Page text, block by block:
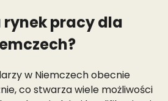
pracy dla
w Niemczech obecnie
co stwarza wiele możliwości